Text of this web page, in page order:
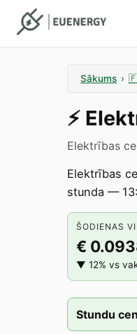
Sākums ›
⚡️
Elektrības
Elektrības
stunda —
ŠODIENAS
€
▼ 12% vs
Stundu